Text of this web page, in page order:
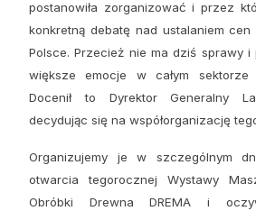
postanowiła zorganizować i przez
konkretną debatę nad ustalaniem cen
Polsce. Przecież nie ma dziś sprawy i
większe emocje w całym sektorze
Docenił to Dyrektor Generalny
decydując się na współorganizację
Organizujemy je w szczególnym
otwarcia tegorocznej Wystawy
Obróbki Drewna DREMA i